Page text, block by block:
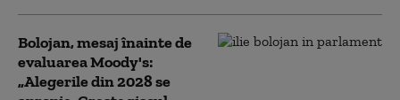
Bolojan, mesaj înainte de
evaluarea Moody's:
„Alegerile din 2028 se